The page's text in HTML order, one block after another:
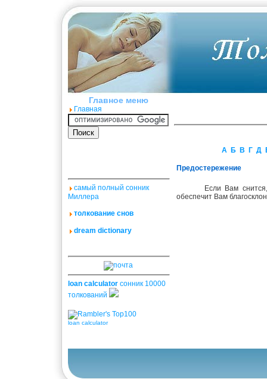
Главное меню
Главная
самый полный сонник
Миллера
толкование снов
dream dictionary
loan calculator сонник 10000
толкований
loan calculator
А Б В Г Д
Предостережение
Если Вам
обеспечит Вам